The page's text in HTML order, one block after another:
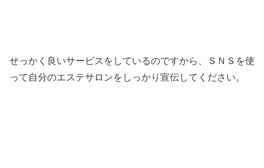
せっかく良いサービスをしているのですから、ＳＮＳを使
って自分のエステサロンをしっかり宣伝してください。